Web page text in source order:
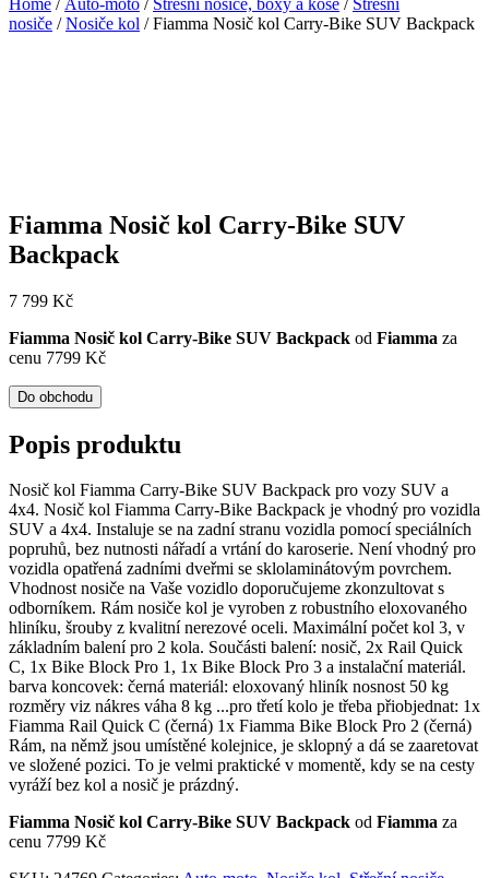
nosiče /Nosiče kol / Fiamma Nosič kol Carry-Bike SUV Backpack
Fiamma Nosič kol Carry-Bike SUV
Backpack
7 799 Kč
Fiamma Nosič kol Carry-Bike SUV Backpack od Fiamma za
cenu 7799 Kč
Do obchodu
Popis produktu
Nosič kol Fiamma Carry-Bike SUV Backpack pro vozy SUV a
4x4. Nosič kol Fiamma Carry-Bike Backpack je vhodný pro vozidla
SUV a 4x4. Instaluje se na zadní stranu vozidla pomocí speciálních
popruhů, bez nutnosti nářadí a vrtání do karoserie. Není vhodný pro
vozidla opatřená zadními dveřmi se sklolaminátovým povrchem.
Vhodnost nosiče na Vaše vozidlo doporučujeme zkonzultovat s
odborníkem. Rám nosiče kol je vyroben z robustního eloxovaného
hliníku, šrouby z kvalitní nerezové oceli. Maximální počet kol 3, v
základním balení pro 2 kola. Součásti balení: nosič, 2x Rail Quick
C, 1x Bike Block Pro 1, 1x Bike Block Pro 3 a instalační materiál.
barva koncovek: černá materiál: eloxovaný hliník nosnost 50 kg
rozměry viz nákres váha 8 kg ...pro třetí kolo je třeba přiobjednat: 1x
Fiamma Rail Quick C (černá) 1x Fiamma Bike Block Pro 2 (černá)
Rám, na němž jsou umístěné kolejnice, je sklopný a dá se zaaretovat
ve složené pozici. To je velmi praktické v momentě, kdy se na cesty
vyráží bez kol a nosič je prázdný.
Fiamma Nosič kol Carry-Bike SUV Backpack od Fiamma za
cenu 7799 Kč